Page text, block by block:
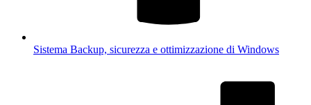
Sistema Backup, sicurezza e ottimizzazione di Windows